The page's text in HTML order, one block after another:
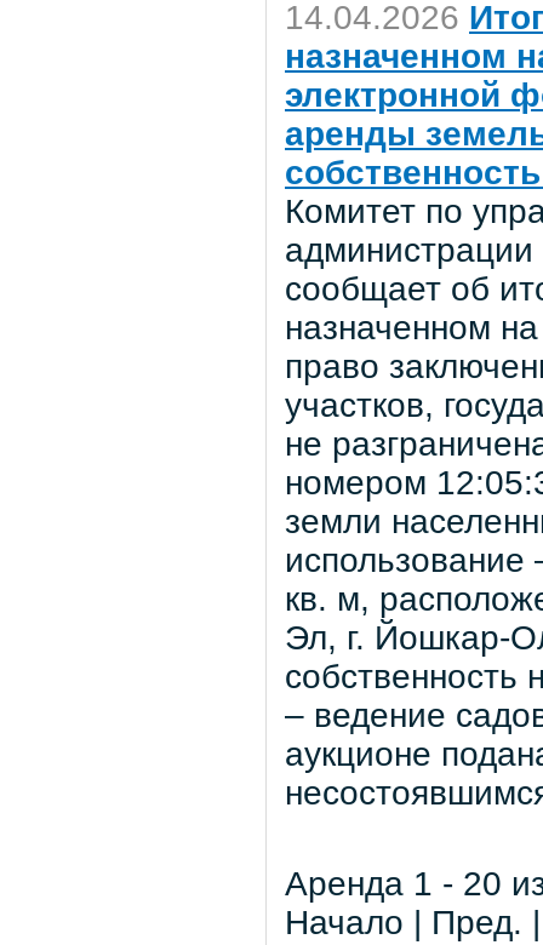
14.04.2026
назначенном
электронной
аренды
Комитет по
администрации
сообщает об
назначенном
право
участков,
не
номером
земли
кв. м,
Эл, г. Йошкар-
собственность
– ведение
аукционе
Аренда 1 - 20
Начало | Пред.